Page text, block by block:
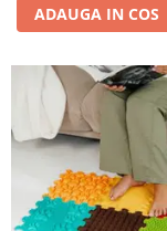
ADAUGA IN COS